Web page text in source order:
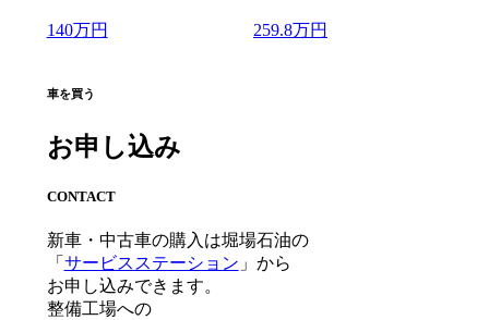
140万円 259.8万円
車を買う
お申し込み
CONTACT
新車・中古車の購入は堀場石油の
「 サービスステーション 」から
お申し込みできます。
整備工場への